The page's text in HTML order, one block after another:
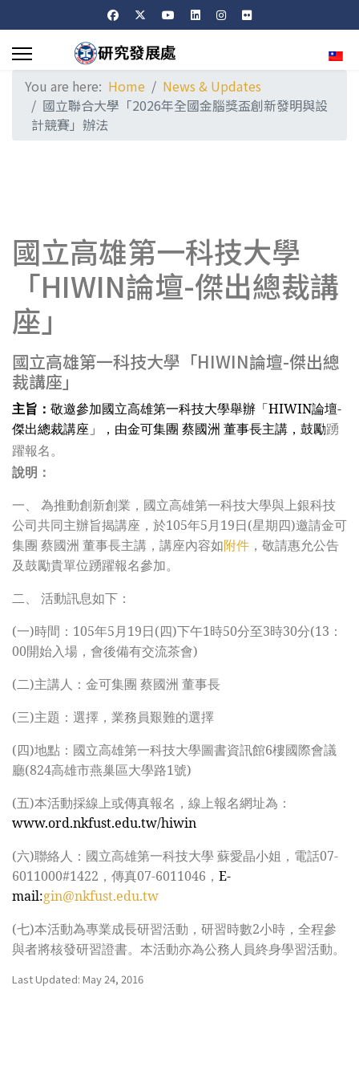
You are here: Home
News & Updates
國立聯合大學「2026年全國金腦獎盃創新發明與設
計競賽」辦法
國立高雄第一科技大學
「HIWIN論壇-傑出總裁講
座」
國立高雄第一科技大學「HIWIN論壇-傑出總
裁講座」
主旨： 敬邀參加國立高雄第一科技大學舉辦「HIWIN論壇-
傑出總裁講座」，由金可集團 蔡國洲 董事長主講，鼓勵踴
躍報名。
說明：
一、 為推動創新創業，國立高雄第一科技大學與上銀科技
公司共同主辦旨揭講座，於105年5月19日(星期四)邀請金可
集團 蔡國洲 董事長主講，講座內容如附件 ，敬請惠允公告
及鼓勵貴單位踴躍報名參加。
二、 活動訊息如下：
(一)時間：105年5月19日(四)下午1時50分至3時30分(13：
00開始入場，會後備有交流茶會)
(二)主講人：金可集團 蔡國洲 董事長
(三)主題：選擇，業務員艱難的選擇
(四)地點：國立高雄第一科技大學圖書資訊館6樓國際會議
廳(824高雄市燕巢區大學路1號)
(五)本活動採線上或傳真報名，線上報名網址為：
www.ord.nkfust.edu.tw/hiwin
(六)聯絡人：國立高雄第一科技大學 蘇愛晶小姐，電話07-
6011000#1422，傳真07-6011046， E-
mail:gin@nkfust.edu.tw
(七)本活動為專業成長研習活動，研習時數2小時，全程參
與者將核發研習證書。本活動亦為公務人員終身學習活動。
Last Updated: May 24, 2016